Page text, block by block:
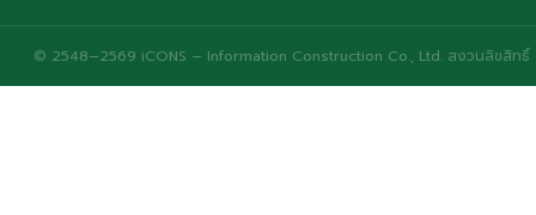
© 2548–2569 iCONS – Information Construction Co., Ltd. สงวนลิขสิทธิ์